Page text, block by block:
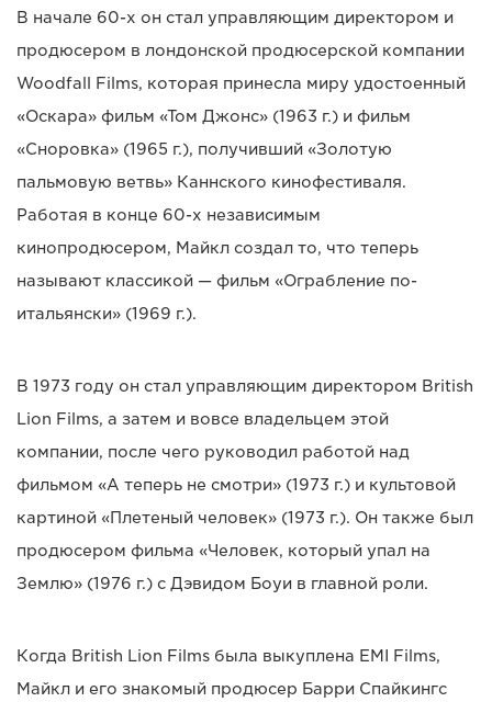
В начале 60-х он стал управляющим директором и
продюсером в лондонской продюсерской компании
Woodfall Films, которая принесла миру удостоенный
«Оскара» фильм «Том Джонс» (1963 г.) и фильм
«Сноровка» (1965 г.), получивший «Золотую
пальмовую ветвь» Каннского кинофестиваля.
Работая в конце 60-х независимым
кинопродюсером, Майкл создал то, что теперь
называют классикой — фильм «Ограбление по-
итальянски» (1969 г.).
В 1973 году он стал управляющим директором British
Lion Films, а затем и вовсе владельцем этой
компании, после чего руководил работой над
фильмом «А теперь не смотри» (1973 г.) и культовой
картиной «Плетеный человек» (1973 г.). Он также был
продюсером фильма «Человек, который упал на
Землю» (1976 г.) с Дэвидом Боуи в главной роли.
Когда British Lion Films была выкуплена EMI Films,
Майкл и его знакомый продюсер Барри Спайкингс